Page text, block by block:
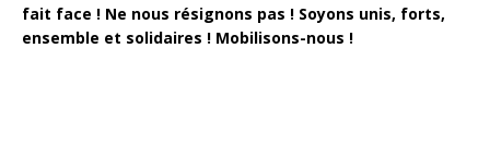
fait face ! Ne nous résignons pas ! Soyons unis, forts,
ensemble et solidaires ! Mobilisons-nous !